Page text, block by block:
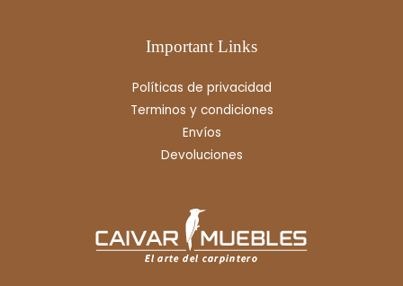
Important Links
Políticas de privacidad
Terminos y condiciones
Envíos
Devoluciones